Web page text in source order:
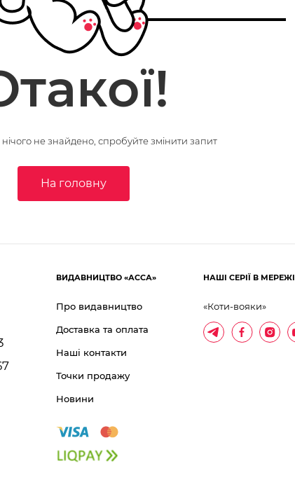
нічого не знайдено, спробуйте змінити запит
На головну
ВИДАВНИЦТВО «АССА»
Про видавництво
Доставка та оплата
Наші контакти
Точки продажу
Новини
НАШІ СЕРІЇ В МЕРЕЖІ
«Коти-вояки»